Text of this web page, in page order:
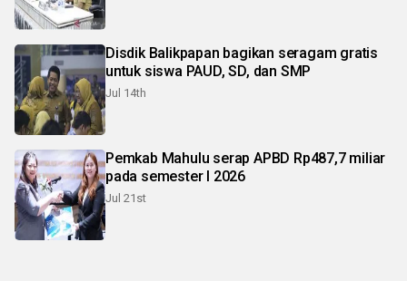
Disdik Balikpapan bagikan seragam gratis
untuk siswa PAUD, SD, dan SMP
Jul 14th
Pemkab Mahulu serap APBD Rp487,7 miliar
pada semester I 2026
Jul 21st